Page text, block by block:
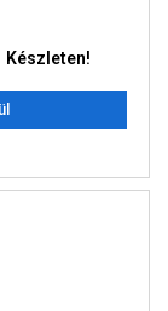
Készleten!